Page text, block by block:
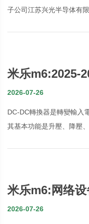
子公司江苏兴光半导体有限
米乐m6:2025-
器市場調查與
告
2026-07-26
DC-DC轉換器是轉變輸入
其基本功能是升壓、降壓、
米乐m6:网络
2026-07-26